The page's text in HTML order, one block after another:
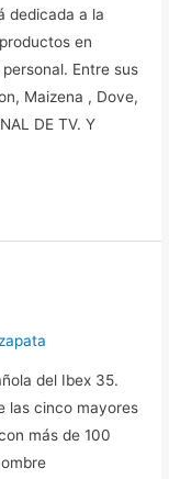
dedicada a la
en
Entre sus
Maizena , Dove,
DE TV. Y
del Ibex 35.
las cinco mayores
más de 100